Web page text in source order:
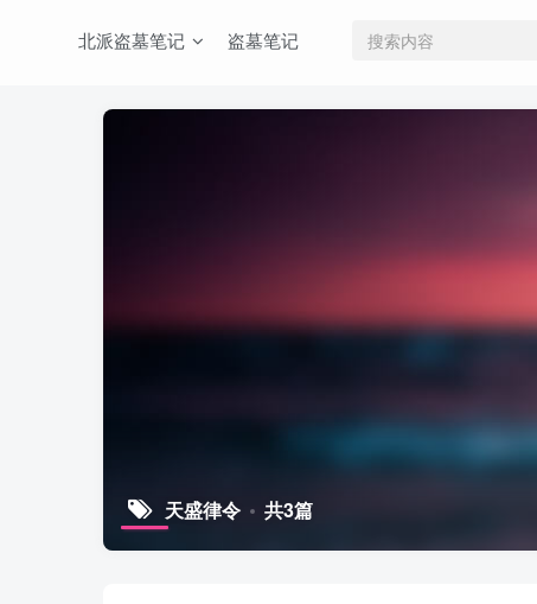
北派盗墓笔记 盗墓笔记
天盛律令 共3篇